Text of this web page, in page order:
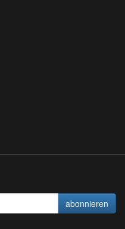
abonnieren